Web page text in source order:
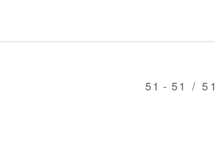
キッチン・食品
51 - 51 / 51